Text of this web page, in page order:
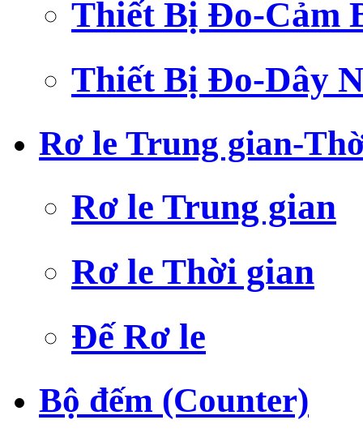
Thiết Bị Đo-Cảm
Thiết Bị Đo-Dây
Rơ le Trung gian-
Rơ le Trung gian
Rơ le Thời gian
Đế Rơ le
Bộ đếm (Counter)